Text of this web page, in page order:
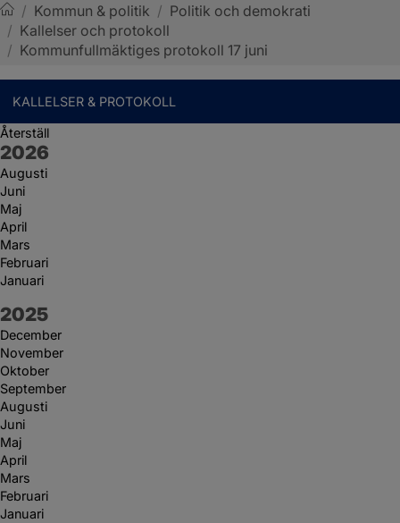
Sotenäs kommun
/ Kommun & politik / Politik och demokrati
/ Kallelser och protokoll
/ Kommunfullmäktiges protokoll 17 juni
KALLELSER & PROTOKOLL
Återställ
År:
2026
Augusti
Juni
Maj
April
Mars
Februari
Januari
År:
2025
December
November
Oktober
September
Augusti
Juni
Maj
April
Mars
Februari
Januari